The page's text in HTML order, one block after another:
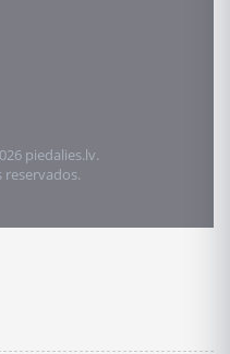
piedalies.lv.